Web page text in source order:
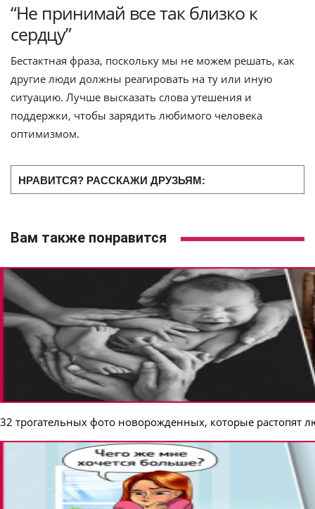
“Не принимай все так близко к
сердцу”
Бестактная фраза, поскольку мы не можем решать, как
другие люди должны реагировать на ту или иную
ситуацию. Лучше высказать слова утешения и
поддержки, чтобы зарядить любимого человека
оптимизмом.
НРАВИТСЯ? РАССКАЖИ ДРУЗЬЯМ:
Вам также понравится
32 трогательных фото новорожденных, которые растопят